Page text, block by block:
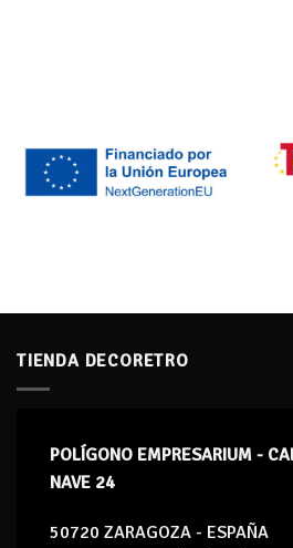
TIENDA DECORETRO
POLÍGONO EMPRESARIUM -
NAVE 24
50720 ZARAGOZA - ESPAÑA